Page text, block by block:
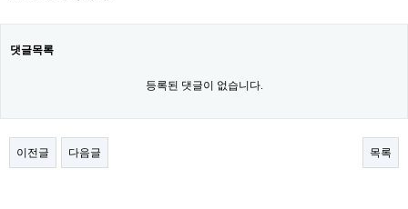
댓글목록
등록된 댓글이 없습니다.
이전글 다음글 목록